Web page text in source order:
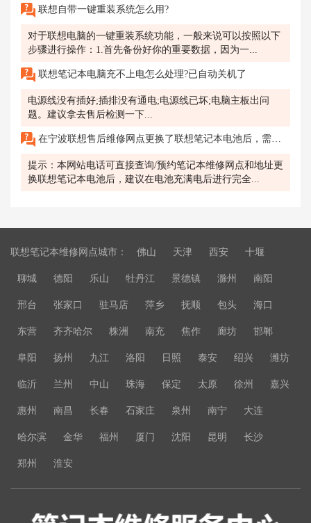
联想自带一键重装系统怎么用?
对于联想电脑的一键重装系统功能，一般来说可以按照以下
步骤进行操作：1.首先备份好你的重要数据，因为一...
联想笔记本电脑充不上电怎么处理?已自动关机了
电源线没有插好;插排没有通电;电源线已坏;电脑主板出问
题。建议拿去售后检测一下...
在宁波联想售后维修网点更换了联想笔记本电池后，需要注意哪些事项?
提示：本网站电话可直接查询/预约笔记本维修网点和地址更
换联想笔记本电池后，建议在电池充满电后进行完全...
联想笔记本维修网点城市： 佛山 天津 西安 十堰
聊城 德阳 乐山 牡丹江 景德镇 滁州 南阳
邢台 张家口 驻马店 萍乡 抚顺 包头 海口
东营 齐齐哈尔 株洲 南充 焦作 廊坊 邯郸
阜阳 扬州 九江 洛阳 日照 泰安 绍兴 潍坊
临沂 兰州 中山 珠海 保定 太原 徐州 嘉兴
惠州 南昌 长春 石家庄 泉州 南宁 大连
哈尔滨 金华 福州 厦门 沈阳 昆明 长沙
郑州 淮安